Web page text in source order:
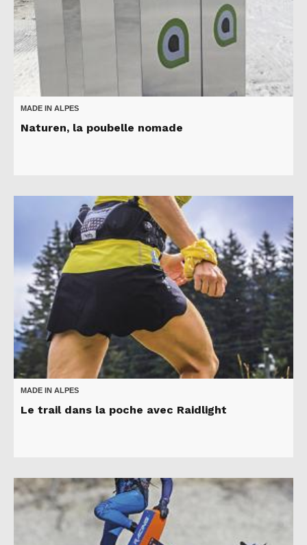
MADE IN ALPES
Naturen, la poubelle nomade
MADE IN ALPES
Le trail dans la poche avec Raidlight